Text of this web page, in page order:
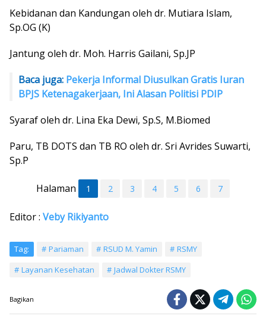
Kebidanan dan Kandungan oleh dr. Mutiara Islam,
Sp.OG (K)
Jantung oleh dr. Moh. Harris Gailani, Sp.JP
Baca juga: Pekerja Informal Diusulkan Gratis Iuran
BPJS Ketenagakerjaan, Ini Alasan Politisi PDIP
Syaraf oleh dr. Lina Eka Dewi, Sp.S, M.Biomed
Paru, TB DOTS dan TB RO oleh dr. Sri Avrides Suwarti,
Sp.P
Halaman 1 2 3 4 5 6 7
Editor : Veby Rikiyanto
Tag: Pariaman RSUD M. Yamin
RSMY
Layanan Kesehatan
Jadwal Dokter RSMY
Bagikan